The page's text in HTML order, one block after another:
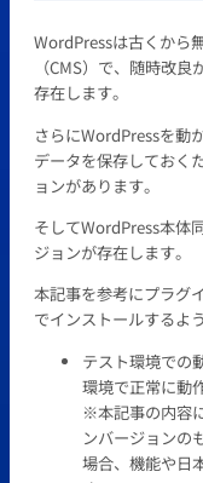
WordPressは古くから
（CMS）で、随時改
存在します。
さらにWordPressを動
データを保存しておく
ョンがあります。
そしてWordPress本体
ジョンが存在します。
本記事を参考にプラグ
でインストールするよ
テスト環境での
環境で正常に動
※本記事の内容
ンバージョンの
場合、機能や日